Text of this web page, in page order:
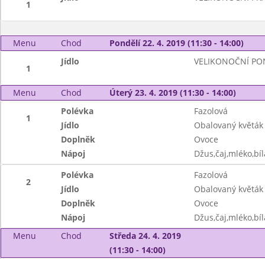
1
Menu Chod Pondělí 22. 4. 2019 (11:30 - 14:00)
1
Jídlo VELIKONOČNÍ
Menu Chod Úterý 23. 4. 2019 (11:30 - 14:00)
1
Polévka
Fazolová
Jídlo
Obalovaný
Doplněk
Ovoce
Nápoj
2
Polévka
Fazolová
Jídlo
Obalovaný
Doplněk
Ovoce
Nápoj
Menu
Chod
Středa 24. 4. 2019
(11:30 - 14:00)